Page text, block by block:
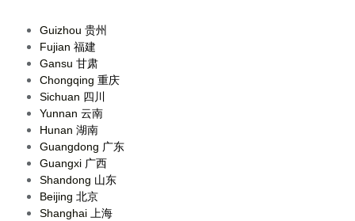
Guizhou 贵州
Fujian 福建
Gansu 甘肃
Chongqing 重庆
Sichuan 四川
Yunnan 云南
Hunan 湖南
Guangdong 广东
Guangxi 广西
Shandong 山东
Beijing 北京
Shanghai 上海